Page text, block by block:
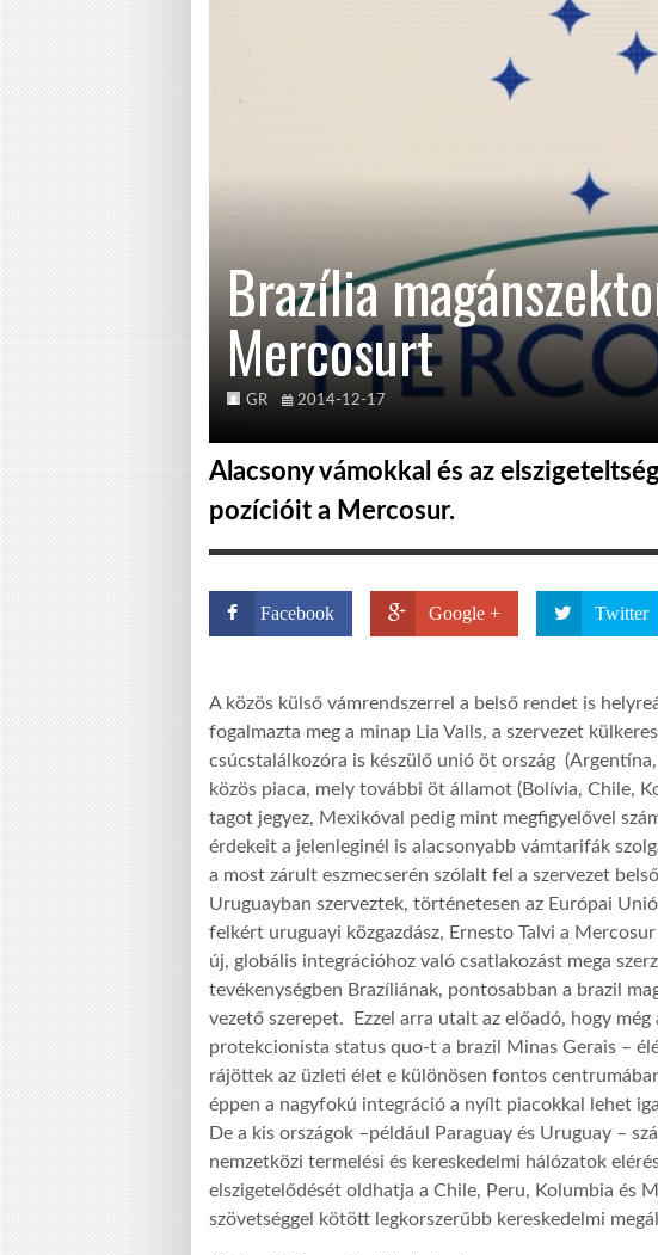
Brazília
Mercosurt
GR 2014-12-17
Alacsony vámokkal és az
pozícióit a Mercosur.
Facebook Google + Twitter
A közös külső vámrendszerrel a belső rendet is
fogalmazta meg a minap Lia Valls, a szervezet
csúcstalálkozóra is készülő unió öt ország
közös piaca, mely további öt államot (Bolívia, Chile,
tagot jegyez, Mexikóval pedig mint megfigyelővel
érdekeit a jelenleginél is alacsonyabb vámtarifák
a most zárult eszmecserén szólalt fel a szervezet
Uruguayban szerveztek, történetesen az Európai
felkért uruguayi közgazdász, Ernesto Talvi a
új, globális integrációhoz való csatlakozást mega
tevékenységben Brazíliának, pontosabban a brazil
vezető szerepet. Ezzel arra utalt az előadó, hogy
protekcionista status quo-t a brazil Minas Gerais –
rájöttek az üzleti élet e különösen fontos
éppen a nagyfokú integráció a nyílt piacokkal lehet
De a kis országok –például Paraguay és Uruguay –
nemzetközi termelési és kereskedelmi hálózatok
elszigetelődését oldhatja a Chile, Peru, Kolumbia és
szövetséggel kötött legkorszerűbb kereskedelmi